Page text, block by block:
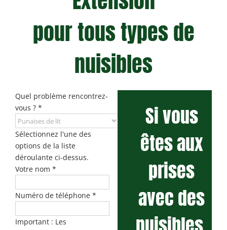
pour tous types de
nuisibles
Quel problème rencontrez-
vous ? *
Sélectionnez l'une des
options de la liste
déroulante ci-dessus.
Votre nom *
Numéro de téléphone *
Important : Les
Si vous
êtes aux
prises
avec des